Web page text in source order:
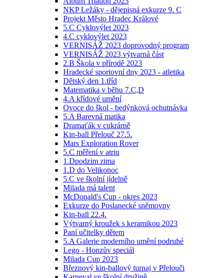
NKP Ležáky - dějepisná exkurze 9. C
Projekt Město Hradec Králové
5.C Cyklovýlet 2023
4.C cyklovýlet 2023
VERNISÁŽ 2023 doprovodný program
VERNISÁŽ 2023 výtvarná část
2.B Škola v přírodě 2023
Hradecké sportovní dny 2023 - atletika
Dětský den 1.tříd
Matematika v běhu 7.C,D
4.A křídové umění
Ovoce do škol - bedýnková ochutnávka
5.A Barevná matika
Dramaťák v cukrárně
Kin-ball Přelouč 27.5.
Mars Exploration Rover
5.C měření v atriu
1.Dpodzim zima
1.D do Velikonoc
5.C ve školní jídelně
Milada má talent
McDonald's Cup - okres 2023
Exkurze do Poslanecké sněmovny
Kin-ball 22.4.
Výtvarný kroužek s keramikou 2023
Paní učitelky dětem
5.A Galerie moderního umění podruhé
Lego - Honzův speciál
Milada Cup 2023
Březnový kin-ballový turnaj v Přelouči